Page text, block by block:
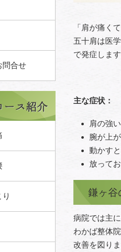
問合せ
「肩が痛く
五十肩は医
で発症します
主な症状：
肩の強
腕が上
動かす
放って
鎌ヶ谷
病院では主に
わかば整体院
改善を図り